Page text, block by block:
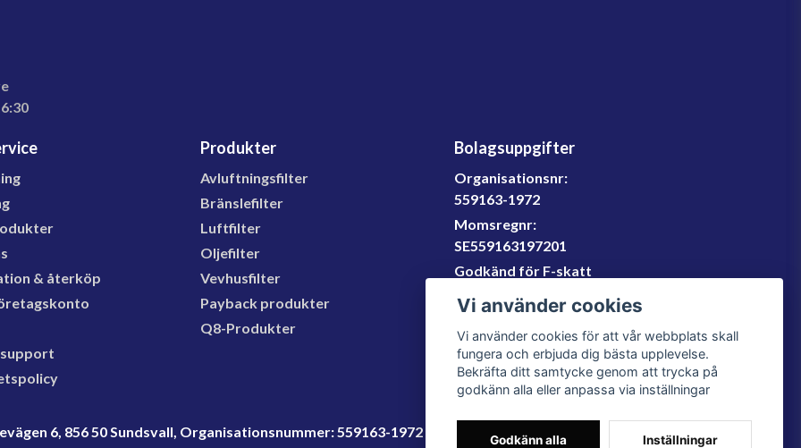
& återköp
Produkter
Avluftningsfilter
Bränslefilter
Luftfilter
Oljefilter
Vevhusfilter
Payback produkter
Q8-Produkter
Bolagsuppgifter
Organisationsnr:
559163-1972
Momsregnr:
SE559163197201
Godkänd för F-skatt
060-566 800
6, 856 50 Sundsvall, Organisationsnummer: 559163-1972
Vi använder cookies
Vi använder cookies för att vår webbplats skall
fungera och erbjuda dig bästa upplevelse.
Bekräfta ditt samtycke genom att trycka på
godkänn alla eller anpassa via inställningar
Godkänn alla Inställningar